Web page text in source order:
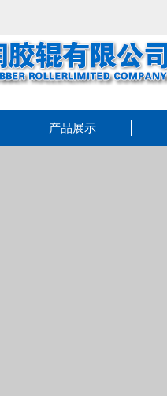
产品展示